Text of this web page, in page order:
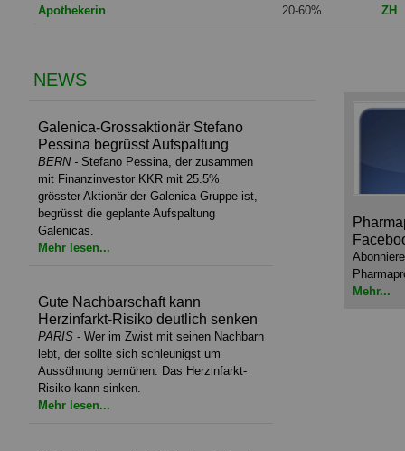
Apothekerin
20-60% ZH
NEWS
Galenica-Grossaktionär Stefano
Pessina begrüsst Aufspaltung
BERN- Stefano Pessina, der zusammen
mit Finanzinvestor KKR mit 25.5%
grösster Aktionär der Galenica-Gruppe ist,
begrüsst die geplante Aufspaltung
Galenicas.
Mehr lesen...
Gute Nachbarschaft kann
Herzinfarkt-Risiko deutlich senken
PARIS - Wer im Zwist mit seinen Nachbarn
lebt, der sollte sich schleunigst um
Aussöhnung bemühen: Das Herzinfarkt-
Risiko kann sinken.
Mehr lesen...
Mehr...